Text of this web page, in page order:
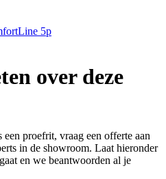
5p
over deze
proefrit, vraag een offerte aan
in de showroom. Laat hieronder
en we beantwoorden al je